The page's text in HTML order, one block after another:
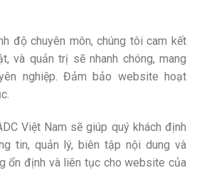
độ chuyên môn, chúng tôi cam kết
và quản trị sẽ nhanh chóng, mang
nghiệp. Đảm bảo website hoạt
Việt Nam sẽ giúp quý khách định
tin, quản lý, biên tập nội dung và
ổn định và liên tục cho website của